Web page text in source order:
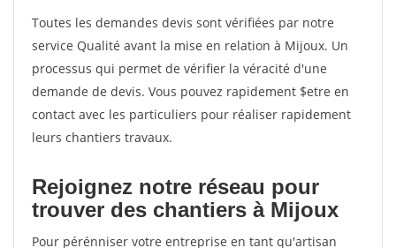
Toutes les demandes devis sont vérifiées par notre
service Qualité avant la mise en relation à Mijoux. Un
processus qui permet de vérifier la véracité d'une
demande de devis. Vous pouvez rapidement $etre en
contact avec les particuliers pour réaliser rapidement
leurs chantiers travaux.
Rejoignez notre réseau pour
trouver des chantiers à Mijoux
Pour pérénniser votre entreprise en tant qu'artisan